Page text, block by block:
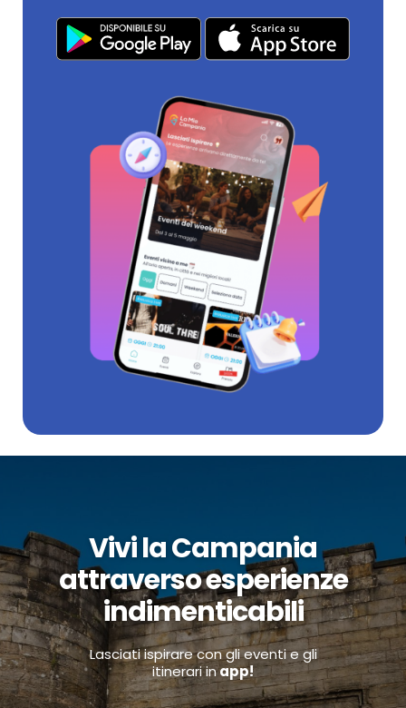
Vivi la Campania
attraverso esperienze
indimenticabili
Lasciati ispirare con gli eventi e gli
itinerari inapp!